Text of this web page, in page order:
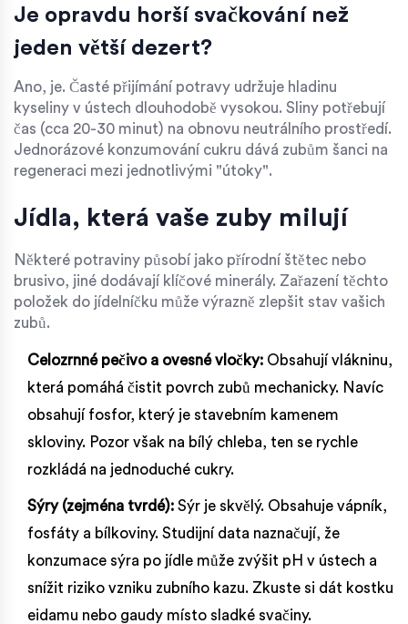
Je opravdu horší svačkování než
jeden větší dezert?
Ano, je. Časté přijímání potravy udržuje hladinu
kyseliny v ústech dlouhodobě vysokou. Sliny potřebují
čas (cca 20-30 minut) na obnovu neutrálního prostředí.
Jednorázové konzumování cukru dává zubům šanci na
regeneraci mezi jednotlivými "útoky".
Jídla, která vaše zuby milují
Některé potraviny působí jako přírodní štětec nebo
brusivo, jiné dodávají klíčové minerály. Zařazení těchto
položek do jídelníčku může výrazně zlepšit stav vašich
zubů.
Celozrnné pečivo a ovesné vločky: Obsahují vlákninu,
která pomáhá čistit povrch zubů mechanicky. Navíc
obsahují fosfor, který je stavebním kamenem
skloviny. Pozor však na bílý chleba, ten se rychle
rozkládá na jednoduché cukry.
Sýry (zejména tvrdé): Sýr je skvělý. Obsahuje vápník,
fosfáty a bílkoviny. Studijní data naznačují, že
konzumace sýra po jídle může zvýšit pH v ústech a
snížit riziko vzniku zubního kazu. Zkuste si dát kostku
eidamu nebo gaudy místo sladké svačiny.